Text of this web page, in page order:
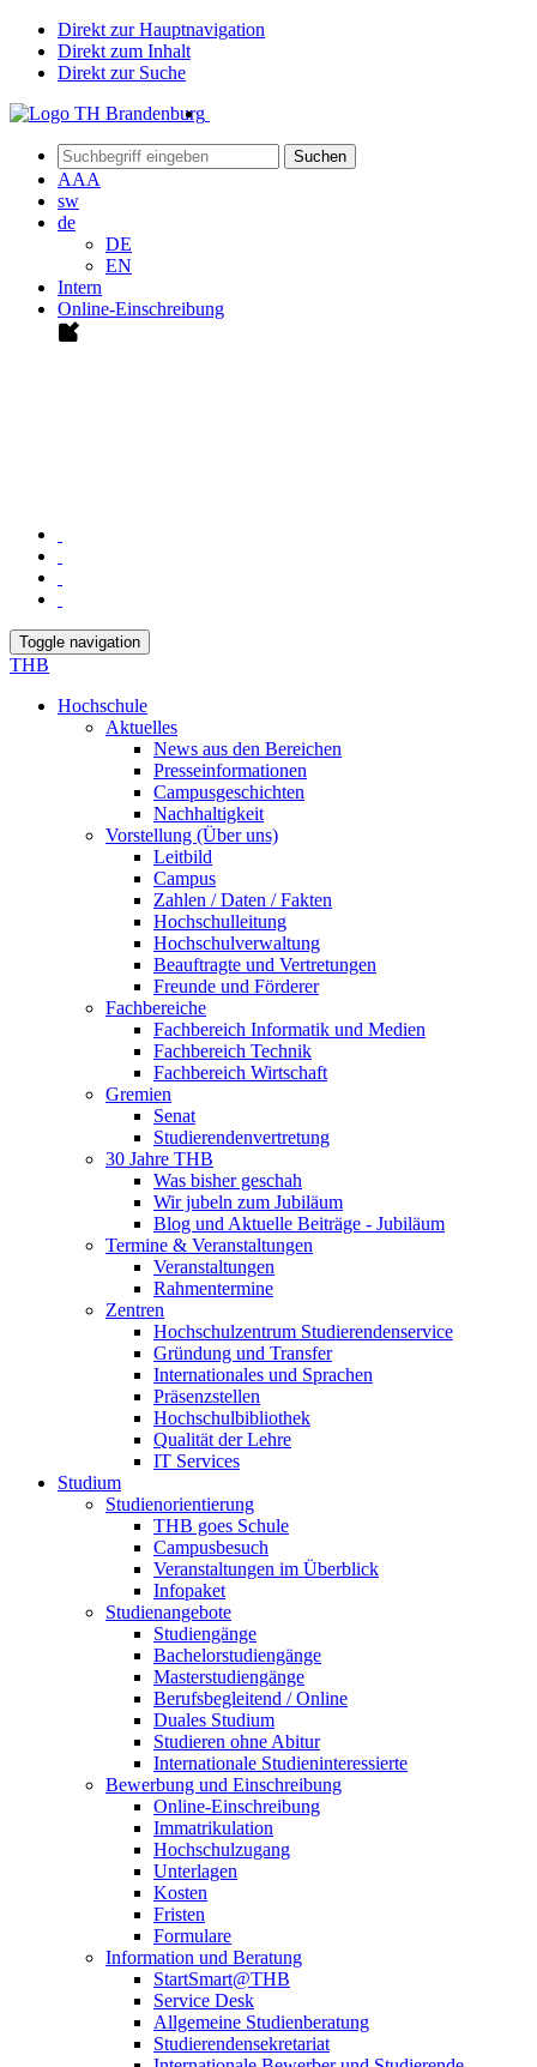
Direkt zur Hauptnavigation
Direkt zum Inhalt
Direkt zur Suche
Suchen
AAA
sw
de
DE
EN
Intern
Online-Einschreibung
Toggle navigation
THB
Hochschule
Aktuelles
News aus den Bereichen
Presseinformationen
Campusgeschichten
Nachhaltigkeit
Vorstellung (Über uns)
Leitbild
Campus
Zahlen / Daten / Fakten
Hochschulleitung
Hochschulverwaltung
Beauftragte und Vertretungen
Freunde und Förderer
Fachbereiche
Fachbereich Informatik und Medien
Fachbereich Technik
Fachbereich Wirtschaft
Gremien
Senat
Studierendenvertretung
30 Jahre THB
Was bisher geschah
Wir jubeln zum Jubiläum
Blog und Aktuelle Beiträge - Jubiläum
Termine & Veranstaltungen
Veranstaltungen
Rahmentermine
Zentren
Hochschulzentrum Studierendenservice
Gründung und Transfer
Internationales und Sprachen
Präsenzstellen
Hochschulbibliothek
Qualität der Lehre
IT Services
Studium
Studienorientierung
THB goes Schule
Campusbesuch
Veranstaltungen im Überblick
Infopaket
Studienangebote
Studiengänge
Bachelorstudiengänge
Masterstudiengänge
Berufsbegleitend / Online
Duales Studium
Studieren ohne Abitur
Internationale Studieninteressierte
Bewerbung und Einschreibung
Online-Einschreibung
Immatrikulation
Hochschulzugang
Unterlagen
Kosten
Fristen
Formulare
Information und Beratung
StartSmart@THB
Service Desk
Allgemeine Studienberatung
Studierendensekretariat